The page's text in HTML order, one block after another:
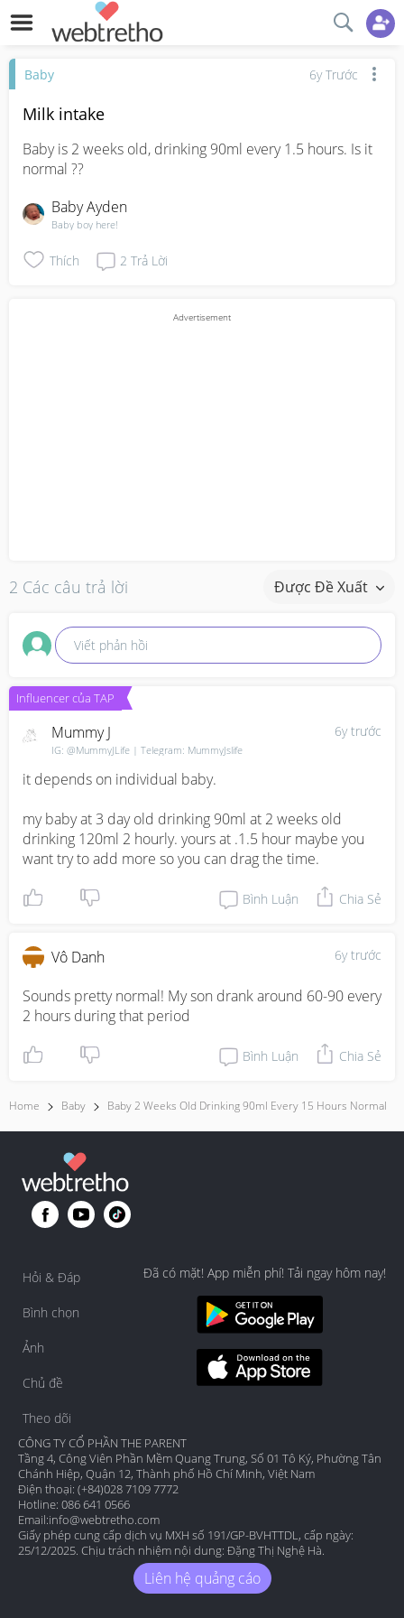
Baby 6y Trước
Milk intake
Baby is 2 weeks old, drinking 90ml every 1.5 hours. Is it
normal ??
Baby Ayden
Baby boy here!
Thích 2 Trả Lời
2 Các câu trả lời Được Đề Xuất
Viết phản hồi
Influencer của TAP
6y trước
Mummy J
IG: @MummyJLife | Telegram: MummyJslife
it depends on individual baby.
my baby at 3 day old drinking 90ml at 2 weeks old
drinking 120ml 2 hourly. yours at .1.5 hour maybe you
want try to add more so you can drag the time.
Bình Luận Chia Sẻ
6y trước
Vô Danh
Sounds pretty normal! My son drank around 60-90 every
2 hours during that period
Bình Luận Chia Sẻ
Home Baby Baby 2 Weeks Old Drinking 90ml Every 15 Hours Normal
Hỏi & Đáp
Bình chọn
Ảnh
Chủ đề
Theo dõi
Đã có mặt! App miễn phí! Tải ngay hôm nay!
CÔNG TY CỔ PHẦN THE PARENT
Tầng 4, Công Viên Phần Mềm Quang Trung, Số 01 Tô Ký, Phường Tân
Chánh Hiệp, Quận 12, Thành phố Hồ Chí Minh, Việt Nam
Điện thoại: (+84)028 7109 7772
Hotline: 086 641 0566
Email:info@webtretho.com
Giấy phép cung cấp dịch vụ MXH số 191/GP-BVHTTDL, cấp ngày:
25/12/2025. Chịu trách nhiệm nội dung: Đặng Thị Nghệ Hà.
Liên hệ quảng cáo